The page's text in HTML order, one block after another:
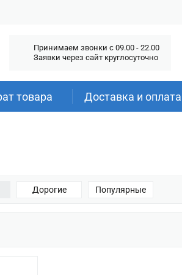
Принимаем звонки c 09.00 - 22.00
Заявки через сайт круглосуточно
товара Доставка и оплата
Дорогие Популярные